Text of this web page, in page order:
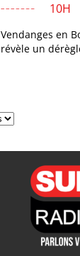
10H
Vendanges en
révèle un